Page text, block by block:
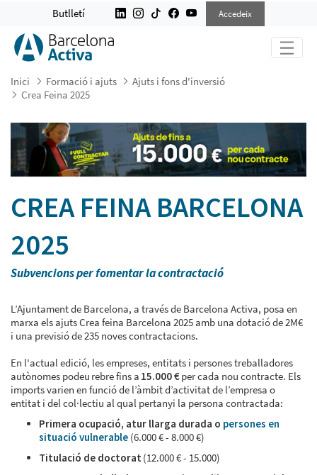
CREA FEINA 2025
Butlletí Accedeix
Inici Formació i ajuts
Ajuts i fons d'inversió
Crea Feina 2025
CREA FEINA BARCELONA
2025
Subvencions per fomentar la contractació
L’Ajuntament de Barcelona, a través de Barcelona Activa, posa en
marxa els ajuts Crea feina Barcelona 2025 amb una dotació de 2M€
i una previsió de 235 noves contractacions.
En l'actual edició, les empreses, entitats i persones treballadores
autònomes podeu rebre fins a 15.000 €per cada nou contracte. Els
imports varien en funció de l’àmbit d’activitat de l’empresa o
entitat i del col·lectiu al qual pertanyi la persona contractada:
Primera ocupació, atur llarga durada o persones en
situació vulnerable (6.000 € - 8.000 €)
Titulació de doctorat (12.000 € - 15.000)